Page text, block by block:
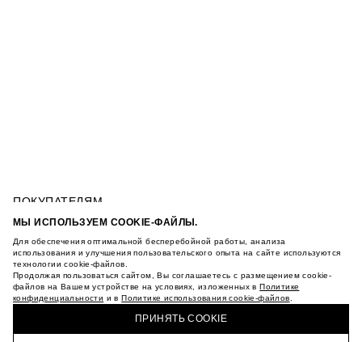
МЫ ИСПОЛЬЗУЕМ COOKIE-ФАЙЛЫ.
Для обеспечения оптимальной бесперебойной работы, анализа
использования и улучшения пользовательского опыта на сайте используются
технологии cookie-файлов.
Продолжая пользоваться сайтом, Вы соглашаетесь с размещением cookie-
файлов на Вашем устройстве на условиях, изложенных вПолитике
конфиденциальности и вПолитике использования cookie-файлов
ПРИНЯТЬ COOKIE
ПОКУПАТЕЛЯМ
УСЛОВИЯ ИСПОЛЬЗОВАНИЯ ПОДАРОЧНЫХ
ПОЛИТИКА КОНФИДЕНЦИАЛЬНОСТИ
ПОЛИТИКА COOKIE
УСЛОВИЯ ПОКУПКИ
О НАС
СЕРЬГИ С ЖЕМЧУГОМ
КУПИТЬ + ПОЛУЧИТЬ В МАГАЗИНЕ MAAG